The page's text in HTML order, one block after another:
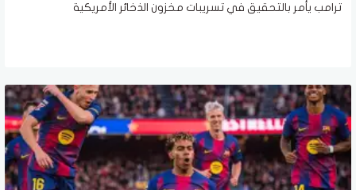
ترامب يأمر بالتحقيق في تسريبات مخزون الذخائر الأمريكية